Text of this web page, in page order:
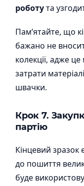
роботута
Пам’ятайте, що
бажано не
колекції, адже
затрати
швачки.
Крок 7.
партію
Кінцевий зразок
до пошиття
буде